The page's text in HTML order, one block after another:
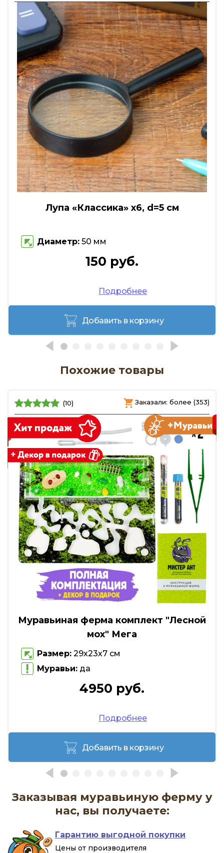
Лупа «Классика» х6, d=5 см
Диаметр: 50 мм
150 руб.
Подробнее
Добавить в корзину
Похожие товары
(10) Заказали: более (353)
Муравьиная ферма комплект "Лесной
мох" Мега
Размер: 29х23х7 см
Муравьи: да
4950 руб.
Подробнее
Добавить в корзину
Заказывая муравьиную ферму у
нас, вы получаете:
Гарантию выгодной покупки
Цены от производителя